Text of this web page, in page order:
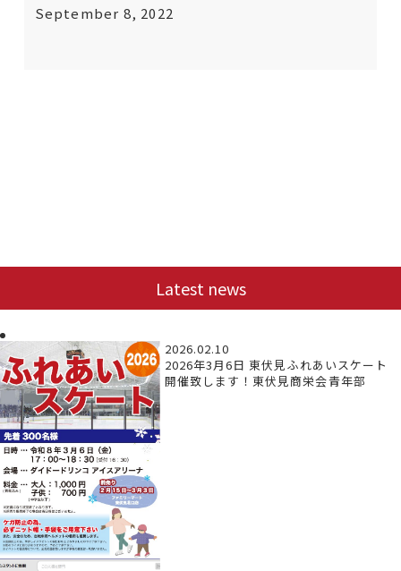
September 8, 2022
Latest news
2026.02.10
2026年3月6日 東伏見ふれあいスケート
開催致します！東伏見商栄会青年部